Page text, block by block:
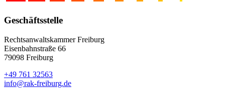
Geschäftsstelle
Rechtsanwaltskammer Freiburg
Eisenbahnstraße 66
79098 Freiburg
+49 761 32563
info@rak-freiburg.de